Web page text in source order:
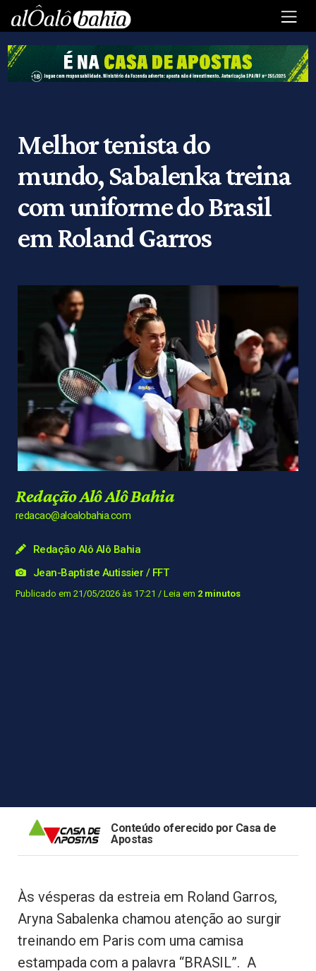
Melhor tenista do
mundo, Sabalenka treina
com uniforme do Brasil
em Roland Garros
Redação Alô Alô Bahia
redacao@aloalobahia.com
Redação Alô Alô Bahia
Jean-Baptiste Autissier / FFT
Publicado em 21/05/2026 às 17:21 / Leia em 2 minutos
Conteúdo oferecido por Casa de
Apostas
Às vésperas da estreia em Roland Garros,
Aryna Sabalenka chamou atenção ao surgir
treinando em Paris com uma camisa
estampada com a palavra “BRASIL”. A